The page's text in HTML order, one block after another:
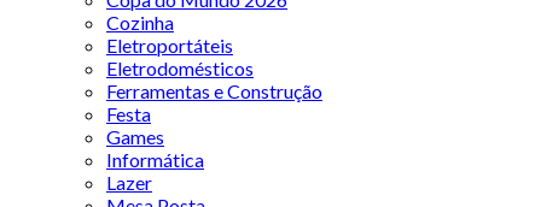
Cozinha
Eletroportáteis
Eletrodomésticos
Ferramentas e Construção
Festa
Games
Informática
Lazer